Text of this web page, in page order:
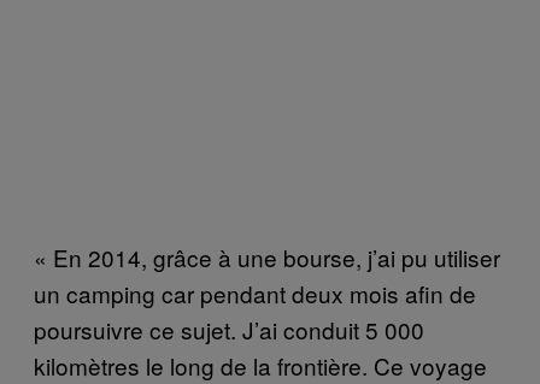
« En 2014, grâce à une bourse, j’ai pu utiliser
un camping car pendant deux mois afin de
poursuivre ce sujet. J’ai conduit 5 000
kilomètres le long de la frontière. Ce voyage